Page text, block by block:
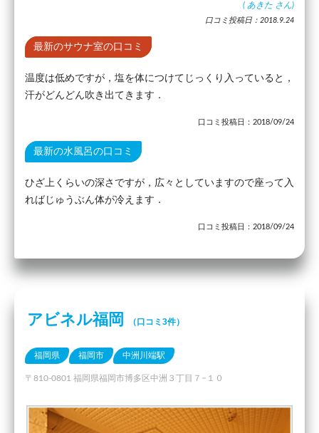
( あきた さん)
口コミ投稿日：2018.9.24
最新のサウナ室の口コミ
温度は低めですが，塩を体につけてじっくり入っていると，
汗がどんどん吹き出てきます．
口コミ投稿日：2018/09/24
最新の水風呂の口コミ
ひざ上くらいの深さですが，広々としていますので座って入
ればじゅうぶん体が冷えます．
口コミ投稿日：2018/09/24
アビネル福岡 （口コミ3件）
福岡県 福岡市 中洲川端駅
〒810-0801 福岡県福岡市博多区中洲３丁目７−１０